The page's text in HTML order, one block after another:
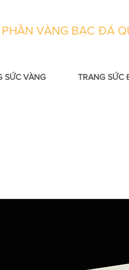
VÀNG BẠC ĐÁ
SỨC VÀNG TRANG SỨC